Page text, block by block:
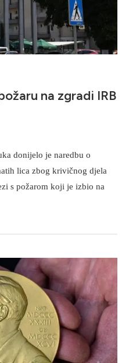
na zgradi IRB
donijelo je naredbu o
lica zbog krivičnog djela
s požarom koji je izbio na